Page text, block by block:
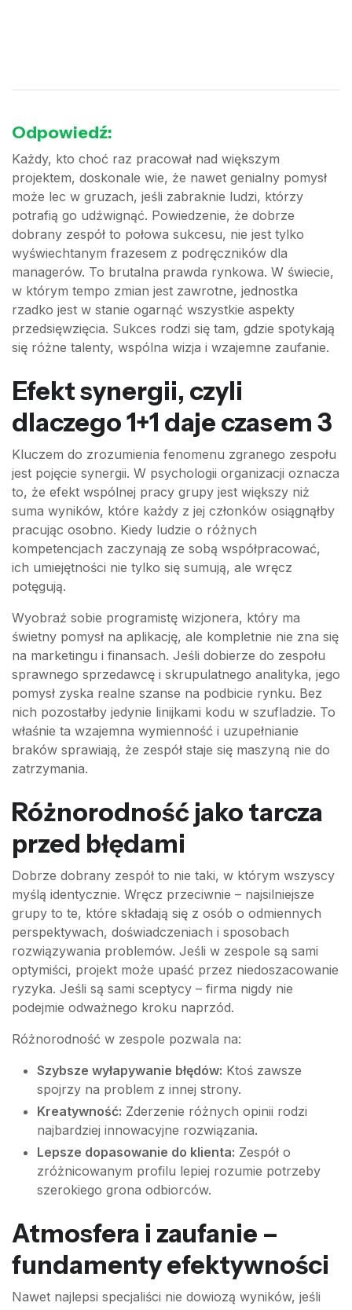
Odpowiedź:
Każdy, kto choć raz pracował nad większym
projektem, doskonale wie, że nawet genialny pomysł
może lec w gruzach, jeśli zabraknie ludzi, którzy
potrafią go udźwignąć. Powiedzenie, że dobrze
dobrany zespół to połowa sukcesu, nie jest tylko
wyświechtanym frazesem z podręczników dla
managerów. To brutalna prawda rynkowa. W świecie,
w którym tempo zmian jest zawrotne, jednostka
rzadko jest w stanie ogarnąć wszystkie aspekty
przedsięwzięcia. Sukces rodzi się tam, gdzie spotykają
się różne talenty, wspólna wizja i wzajemne zaufanie.
Efekt synergii, czyli
dlaczego 1+1 daje czasem 3
Kluczem do zrozumienia fenomenu zgranego zespołu
jest pojęcie synergii. W psychologii organizacji oznacza
to, że efekt wspólnej pracy grupy jest większy niż
suma wyników, które każdy z jej członków osiągnąłby
pracując osobno. Kiedy ludzie o różnych
kompetencjach zaczynają ze sobą współpracować,
ich umiejętności nie tylko się sumują, ale wręcz
potęgują.
Wyobraź sobie programistę wizjonera, który ma
świetny pomysł na aplikację, ale kompletnie nie zna się
na marketingu i finansach. Jeśli dobierze do zespołu
sprawnego sprzedawcę i skrupulatnego analityka, jego
pomysł zyska realne szanse na podbicie rynku. Bez
nich pozostałby jedynie linijkami kodu w szufladzie. To
właśnie ta wzajemna wymienność i uzupełnianie
braków sprawiają, że zespół staje się maszyną nie do
zatrzymania.
Różnorodność jako tarcza
przed błędami
Dobrze dobrany zespół to nie taki, w którym wszyscy
myślą identycznie. Wręcz przeciwnie – najsilniejsze
grupy to te, które składają się z osób o odmiennych
perspektywach, doświadczeniach i sposobach
rozwiązywania problemów. Jeśli w zespole są sami
optymiści, projekt może upaść przez niedoszacowanie
ryzyka. Jeśli są sami sceptycy – firma nigdy nie
podejmie odważnego kroku naprzód.
Różnorodność w zespole pozwala na:
Szybsze wyłapywanie błędów: Ktoś zawsze
spojrzy na problem z innej strony.
Kreatywność: Zderzenie różnych opinii rodzi
najbardziej innowacyjne rozwiązania.
Lepsze dopasowanie do klienta: Zespół o
zróżnicowanym profilu lepiej rozumie potrzeby
szerokiego grona odbiorców.
Atmosfera i zaufanie –
fundamenty efektywności
Nawet najlepsi specjaliści nie dowiozą wyników, jeśli